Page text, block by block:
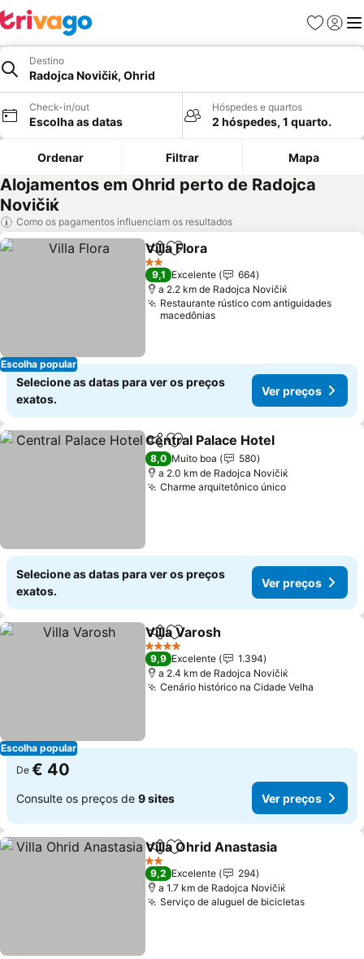
Favoritos
Iniciar
Destino
Rаdoјcа Novičiќ, Ohrid
Check-in/out
Escolha as datas
Hóspedes e quartos
2 hóspedes, 1 quarto.
Ordenar Filtrar Mapa
Alojamentos em Ohrid perto de Rаdoјcа
Novičiќ
Como os pagamentos influenciam os resultados
Escolha popular
PartilharAdicionar aos favoritos
Villa Flora
2 Estrelas
9,1 Excelente
664
a 2.2 km de Rаdoјcа Novičiќ
Restaurante rústico com antiguidades
macedônias
Selecione as datas para ver os preços
exatos.
Ver preços
PartilharAdicionar aos favoritos
Central Palace Hotel
8,0 Muito boa
580
a 2.0 km de Rаdoјcа Novičiќ
Charme arquitetônico únicoVer preços
Selecione as datas para ver os preços
exatos.
Ver preços
Escolha popular
PartilharAdicionar aos favoritos
Villa Varosh
4 Estrelas
9,9 Excelente
1.394
a 2.4 km de Rаdoјcа Novičiќ
Cenário histórico na Cidade Velha
De € 40
Consulte os preços de 9 sites Ver preços
PartilharAdicionar aos favoritos
Villa Ohrid Anastasia
2 Estrelas
9,2 Excelente
294
a 1.7 km de Rаdoјcа Novičiќ
Serviço de aluguel de bicicletasVer